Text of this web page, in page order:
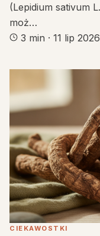
(Lepidium sativum
moż…
3 min · 11 lip 2026
CIEKAWOSTKI